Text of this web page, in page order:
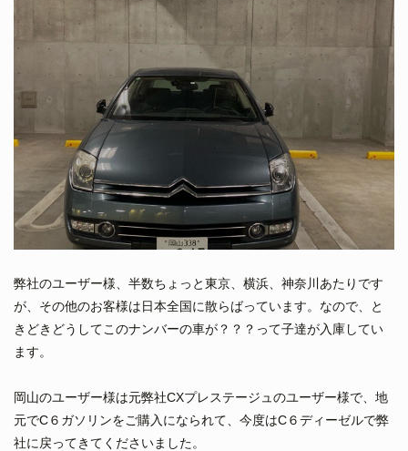
弊社のユーザー様、半数ちょっと東京、横浜、神奈川あたりです
が、その他のお客様は日本全国に散らばっています。なので、と
きどきどうしてこのナンバーの車が？？？って子達が入庫してい
ます。
岡山のユーザー様は元弊社CXプレステージュのユーザー様で、地
元でC６ガソリンをご購入になられて、今度はC６ディーゼルで弊
社に戻ってきてくださいました。